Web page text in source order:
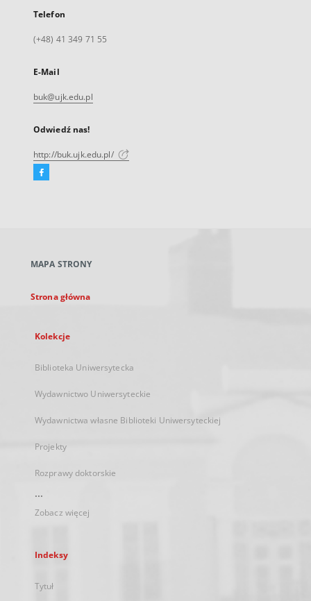
Telefon
(+48) 41 349 71 55
E-Mail
buk@ujk.edu.pl
Odwiedź nas!
http://buk.ujk.edu.pl/
Facebook
karcie
MAPA STRONY
Strona główna
Kolekcje
Biblioteka Uniwersytecka
Wydawnictwo Uniwersyteckie
Wydawnictwa własne Biblioteki Uniwersyteckiej
Projekty
Rozprawy doktorskie
...
Zobacz więcej
Indeksy
Tytuł